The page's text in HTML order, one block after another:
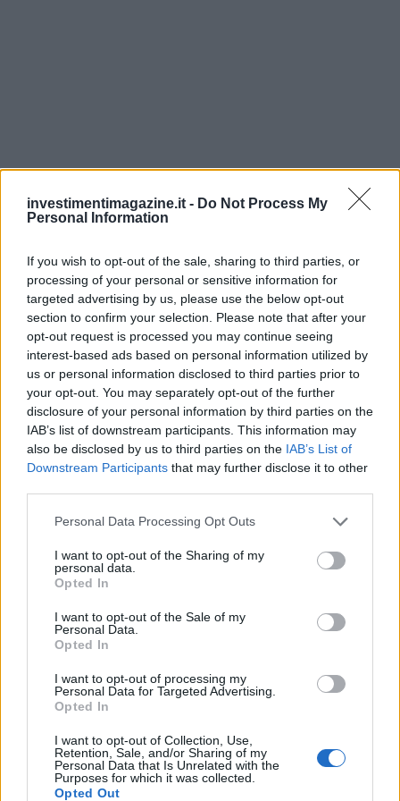
investimentimagazine.it - Do Not Process My
Personal Information
If you wish to opt-out of the sale, sharing to third parties, or
processing of your personal or sensitive information for
targeted advertising by us, please use the below opt-out
section to confirm your selection. Please note that after your
opt-out request is processed you may continue seeing
interest-based ads based on personal information utilized by
us or personal information disclosed to third parties prior to
your opt-out. You may separately opt-out of the further
disclosure of your personal information by third parties on the
IAB’s list of downstream participants. This information may
also be disclosed by us to third parties on the IAB’s List of
Downstream Participants that may further disclose it to other
Please note that this website/app uses one or more Google
not limited to your visit or usage behaviour. You may click to
grant or deny consent to Google and its third-party tags to
use your data for below specified purposes in below Google
consent section.
Personal Data Processing Opt Outs
I want to opt-out of the Sharing of my
personal data.
Opted In
I want to opt-out of the Sale of my
Personal Data.
Opted In
I want to opt-out of processing my
Personal Data for Targeted Advertising.
Opted In
I want to opt-out of Collection, Use,
Retention, Sale, and/or Sharing of my
Personal Data that Is Unrelated with the
Purposes for which it was collected.
Opted Out
Continua a leggere
NEWS
Petrolio in calo: Brent a 88.9 dollari, ribassi diffusi tra le
materie prime
Andrea Innocenti · 6 Ago 2026